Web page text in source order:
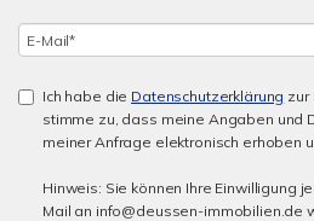
Ich habe die Datenschutzerklärung zur
stimme zu, dass meine Angaben und
meiner Anfrage elektronisch erhoben
Hinweis: Sie können Ihre Einwilligung
Mail an info@deussen-immobilien.de